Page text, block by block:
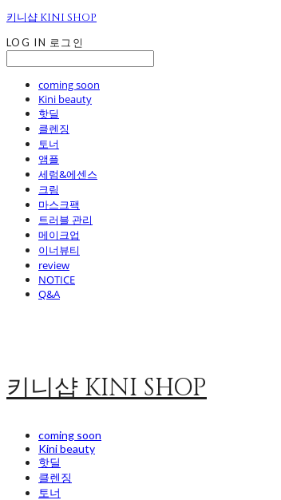
키니샵 KINI SHOP
LOG IN 로그인
coming soon
Kini beauty
핫딜
클렌징
토너
앰플
세럼&에센스
크림
마스크팩
트러블 관리
메이크업
이너뷰티
review
NOTICE
Q&A
키니샵 KINI SHOP
coming soon
Kini beauty
핫딜
클렌징
토너